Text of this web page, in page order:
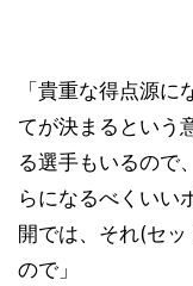
「貴重な得点源
てが決まるという
る選手もいるので
らになるべくいい
開では、それ(セ
ので」